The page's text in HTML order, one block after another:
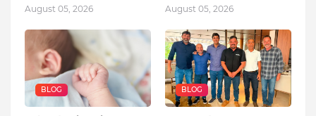
August 05, 2026 August 05, 2026
BLOG BLOG